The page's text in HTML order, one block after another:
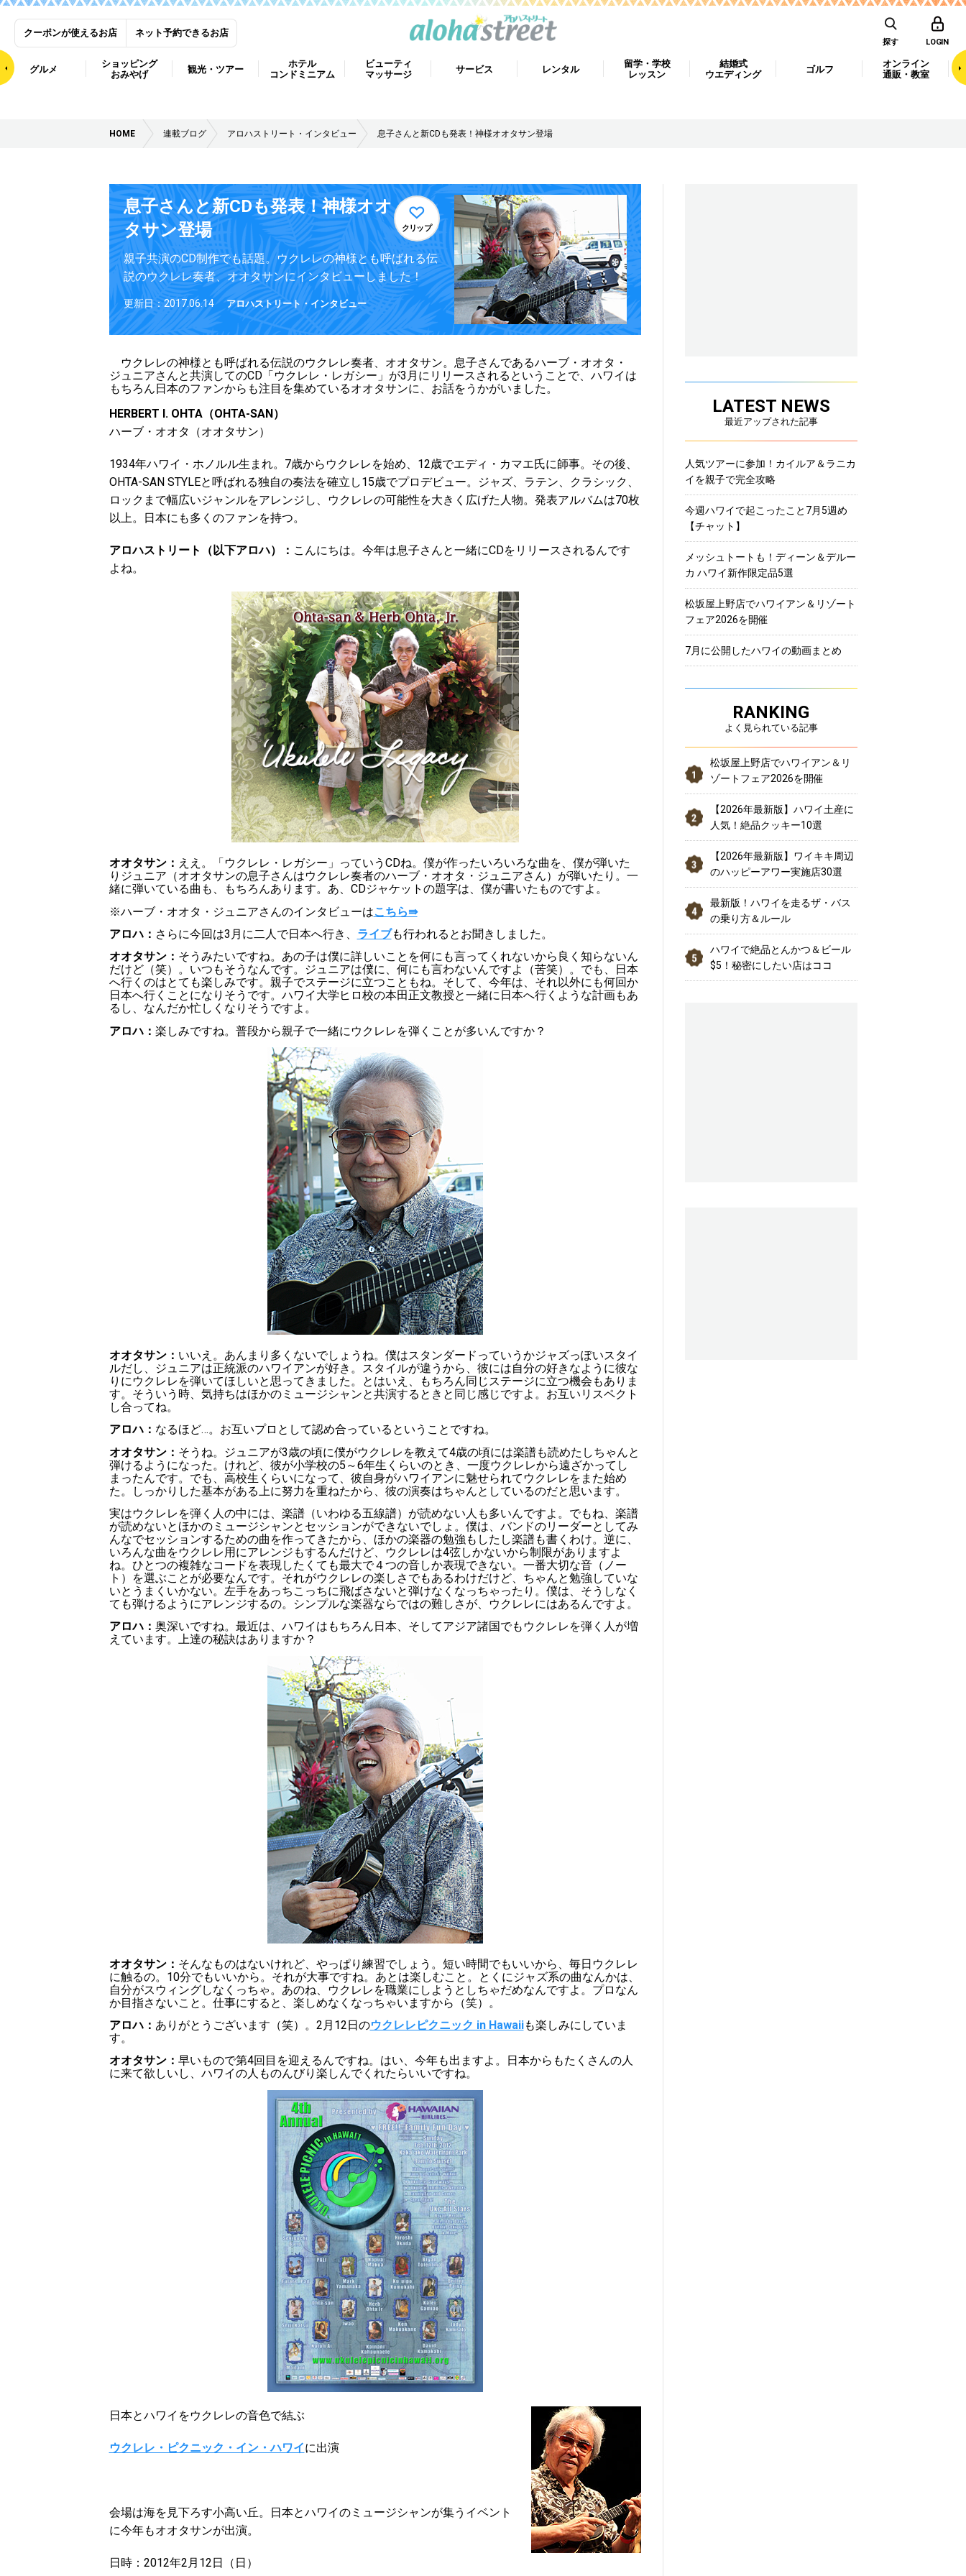
クーポンが使えるお店 ネット予約できるお店
探す LOGIN
グルメ
ショッピング
おみやげ
観光・ツアー
ホテル
コンドミニアム
ビューティ
マッサージ
サービス レンタル
留学・学校
レッスン
結婚式
ウエディング
ゴルフ
オンライン
通販・教室
HOME 連載ブログ アロハストリート・インタビュー 息子さんと新CDも発表！神様オオタサン登場
息子さんと新CDも発表！神様オオ
タサン登場
クリップ
親子共演のCD制作でも話題。ウクレレの神様とも呼ばれる伝
説のウクレレ奏者、オオタサンにインタビューしました！
更新日：2017.06.14 アロハストリート・インタビュー
ウクレレの神様とも呼ばれる伝説のウクレレ奏者、オオタサン。息子さんであるハーブ・オオタ・
ジュニアさんと共演してのCD「ウクレレ・レガシー」が3月にリリースされるということで、ハワイは
もちろん日本のファンからも注目を集めているオオタサンに、お話をうかがいました。
HERBERT I. OHTA（OHTA-SAN）
ハーブ・オオタ（オオタサン）
1934年ハワイ・ホノルル生まれ。7歳からウクレレを始め、12歳でエディ・カマエ氏に師事。その後、
OHTA-SAN STYLEと呼ばれる独自の奏法を確立し15歳でプロデビュー。ジャズ、ラテン、クラシック、
ロックまで幅広いジャンルをアレンジし、ウクレレの可能性を大きく広げた人物。発表アルバムは70枚
以上。日本にも多くのファンを持つ。
アロハストリート（以下アロハ）： こんにちは。今年は息子さんと一緒にCDをリリースされるんです
よね。
オオタサン： ええ。「ウクレレ・レガシー」っていうCDね。僕が作ったいろいろな曲を、僕が弾いた
りジュニア（オオタサンの息子さんはウクレレ奏者のハーブ・オオタ・ジュニアさん）が弾いたり。一
緒に弾いている曲も、もちろんあります。あ、 CDジャケットの題字は、僕が書いたものですよ。
※ハーブ・オオタ・ジュニアさんのインタビューはこちら⇛
アロハ： さらに今回は3 月に二人で日本へ行き、 ライブも行われるとお聞きしました。
オオタサン： そうみたいですね。あの子は僕に詳しいことを何にも言ってくれないから良く知らないん
だけど（笑）。いつもそうなんです。ジュニアは僕に、何にも言わないんですよ（苦笑）。でも、日本
へ行くのはとても楽しみです。親子でステージに立つこともね。そして、今年は、それ以外にも何回か
日本へ行くことになりそうです。ハワイ大学ヒロ校の本田正文教授と一緒に日本へ行くような計画もあ
るし、なんだか忙しくなりそうですよ。
アロハ： 楽しみですね。 普段から親子で一緒にウクレレを弾くことが多いんですか？
オオタサン： いいえ。あんまり多くないでしょうね。僕はスタンダードっていうかジャズっぽいスタイ
ルだし、ジュニアは正統派のハワイアンが好き。スタイルが違うから、彼には自分の好きなように彼な
りにウクレレを弾いてほしいと思ってきました。とはいえ、もちろん同じステージに立つ機会もありま
す。そういう時、気持ちはほかのミュージシャンと共演するときと同じ感じですよ。お互いリスペクト
し合ってね。
アロハ： なるほど…。お互いプロとして認め合っているということですね。
オオタサン： そうね。ジュニアが3歳の頃に僕がウクレレを教えて4歳の頃には楽譜も読めたしちゃんと
弾けるようになった。けれど、彼が小学校の5 ～6年生くらいのとき、一度ウクレレから遠ざかってし
まったんです。でも、高校生くらいになって、彼自身がハワイアンに魅せられてウクレレをまた始め
た。しっかりした基本がある上に努力を重ねたから、彼の演奏はちゃんとしているのだと思います。
実はウクレレを弾く人の中には、楽譜（いわゆる五線譜）が読めない人も多いんですよ。でもね、楽譜
が読めないとほかのミュージシャンとセッションができないでしょ。僕は、バンドのリーダーとしてみ
んなでセッションするための曲を作ってきたから、ほかの楽器の勉強もしたし楽譜も書くわけ。逆に、
いろんな曲をウクレレ用にアレンジもするんだけど、ウクレレは4弦しかないから制限がありますよ
ね。ひとつの複雑なコードを表現したくても最大で４つの音しか表現できない。 一番大切な音（ノー
ト）を選ぶことが必要なんです。それがウクレレの楽しさでもあるわけだけど、ちゃんと勉強していな
いとうまくいかない。左手をあっちこっちに飛ばさないと弾けなくなっちゃったり。僕は、そうしなく
ても弾けるようにアレンジするの。シンプルな楽器ならではの難しさが、ウクレレにはあるんですよ。
アロハ： 奥深いですね。最近は、ハワイはもちろん日本、そしてアジア諸国でもウクレレを弾く人が増
えています。上達の秘訣はありますか？
オオタサン： そんなものはないけれど、やっぱり練習でしょう。短い時間でもいいから、毎日ウクレレ
に触るの。10分でもいいから。それが大事ですね。あとは楽しむこと。とくにジャズ系の曲なんかは、
自分がスウィングしなくっちゃ。あのね、ウクレレを職業にしようとしちゃだめなんですよ。プロなん
か目指さないこと。仕事にすると、楽しめなくなっちゃいますから（笑）。
アロハ： ありがとうございます（笑）。2月12日のウクレレピクニック in Hawaiiも楽しみにしていま
す。
オオタサン： 早いもので第4回目を迎えるんですね。はい、 今年も出ますよ。日本からもたくさんの人
に来て欲しいし、ハワイの人ものんびり楽しんでくれたらいいですね。
日本とハワイをウクレレの音色で結ぶ
ウクレレ・ピクニック・イン・ハワイに出演
会場は海を見下ろす小高い丘。日本とハワイのミュージシャンが集うイベント
に今年もオオタサンが出演。
日時：2012年2月12日（日）
LATEST NEWS
最近アップされた記事
人気ツアーに参加！カイルア＆ラニカ
イを親子で完全攻略
今週ハワイで起こったこと7月5週め
【チャット】
メッシュトートも！ディーン＆デルー
カ ハワイ新作限定品5選
松坂屋上野店でハワイアン＆リゾート
フェア2026を開催
7月に公開したハワイの動画まとめ
RANKING
よく見られている記事
松坂屋上野店でハワイアン＆リ
ゾートフェア2026を開催
【2026年最新版】ハワイ土産に
人気！絶品クッキー10選
【2026年最新版】ワイキキ周辺
のハッピーアワー実施店30選
最新版！ハワイを走るザ・バス
の乗り方＆ルール
ハワイで絶品とんかつ＆ビール
$5！秘密にしたい店はココ